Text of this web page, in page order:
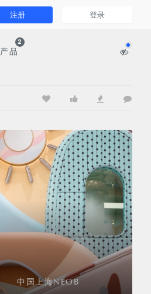
注册 登录
产品
2
中国上海NEOB